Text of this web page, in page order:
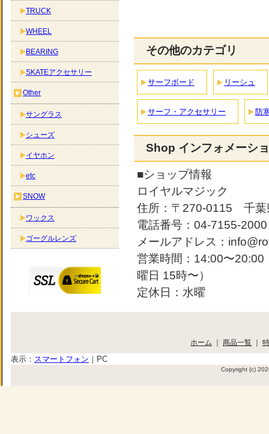
その他のカテゴリ
サーフボード リーシュ
サーフ・アクセサリー 防
Shop インフォメーシ
■ショップ情報
ロイヤルマジック
住所：〒270-0115 千葉
電話番号：04-7155-2000
メールアドレス：
営業時間：14:00〜20:00
曜日 15時〜）
定休日：水曜
TRUCK
WHEEL
BEARING
SKATEアクセサリー
Other
サングラス
シューズ
イヤホン
etc
SNOW
ワックス
ゴーグルレンズ
ホーム ｜ 商品一覧 ｜
表示： スマートフォン ｜ PC
Copyright (c)